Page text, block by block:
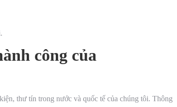
công của
thư tín trong nước và quốc tế của chúng tôi. Thông